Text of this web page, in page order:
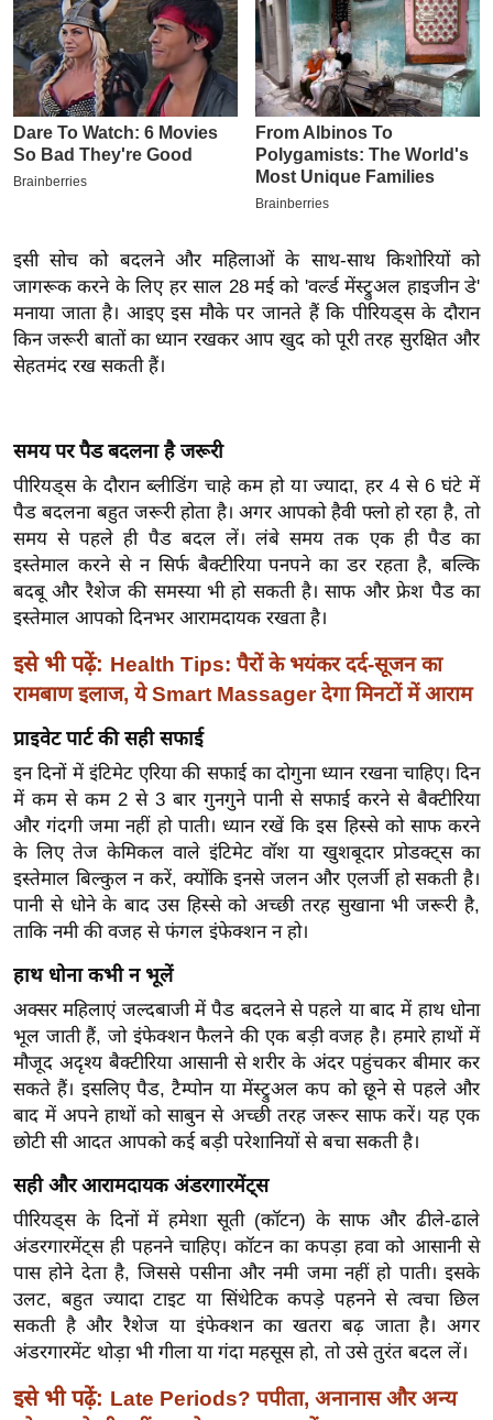
इ
म
ई
-
पे
प
सा
ल
बे
मि
ल
श
ख्सि
य
त
यं
ग
इं
डि
या
सा
हि
त्य
ज
ग
त
ऑ
व
र्ल्ड
न्यू
ज
ब्री
फ
नो
रं
ज
न
ज
ग
त
बॉ
इसी सोच को बदलने और महिलाओं के साथ-साथ किशोरियों को
जागरूक करने के लिए हर साल 28 मई को 'वर्ल्ड मेंस्ट्रुअल हाइजीन डे'
मनाया जाता है। आइए इस मौके पर जानते हैं कि पीरियड्स के दौरान
किन जरूरी बातों का ध्यान रखकर आप खुद को पूरी तरह सुरक्षित और
सेहतमंद रख सकती हैं।
समय पर पैड बदलना है जरूरी
पीरियड्स के दौरान ब्लीडिंग चाहे कम हो या ज्यादा, हर 4 से 6 घंटे में
पैड बदलना बहुत जरूरी होता है। अगर आपको हैवी फ्लो हो रहा है, तो
समय से पहले ही पैड बदल लें। लंबे समय तक एक ही पैड का
इस्तेमाल करने से न सिर्फ बैक्टीरिया पनपने का डर रहता है, बल्कि
बदबू और रैशेज की समस्या भी हो सकती है। साफ और फ्रेश पैड का
इस्तेमाल आपको दिनभर आरामदायक रखता है।
इसे भी पढ़ें: Health Tips: पैरों के भयंकर दर्द-सूजन का
रामबाण इलाज, ये Smart Massager देगा मिनटों में आराम
प्राइवेट पार्ट की सही सफाई
इन दिनों में इंटिमेट एरिया की सफाई का दोगुना ध्यान रखना चाहिए। दिन
में कम से कम 2 से 3 बार गुनगुने पानी से सफाई करने से बैक्टीरिया
और गंदगी जमा नहीं हो पाती। ध्यान रखें कि इस हिस्से को साफ करने
के लिए तेज केमिकल वाले इंटिमेट वॉश या खुशबूदार प्रोडक्ट्स का
इस्तेमाल बिल्कुल न करें, क्योंकि इनसे जलन और एलर्जी हो सकती है।
पानी से धोने के बाद उस हिस्से को अच्छी तरह सुखाना भी जरूरी है,
ताकि नमी की वजह से फंगल इंफेक्शन न हो।
हाथ धोना कभी न भूलें
अक्सर महिलाएं जल्दबाजी में पैड बदलने से पहले या बाद में हाथ धोना
भूल जाती हैं, जो इंफेक्शन फैलने की एक बड़ी वजह है। हमारे हाथों में
मौजूद अदृश्य बैक्टीरिया आसानी से शरीर के अंदर पहुंचकर बीमार कर
सकते हैं। इसलिए पैड, टैम्पोन या मेंस्ट्रुअल कप को छूने से पहले और
बाद में अपने हाथों को साबुन से अच्छी तरह जरूर साफ करें। यह एक
छोटी सी आदत आपको कई बड़ी परेशानियों से बचा सकती है।
सही और आरामदायक अंडरगारमेंट्स
पीरियड्स के दिनों में हमेशा सूती (कॉटन) के साफ और ढीले-ढाले
अंडरगारमेंट्स ही पहनने चाहिए। कॉटन का कपड़ा हवा को आसानी से
पास होने देता है, जिससे पसीना और नमी जमा नहीं हो पाती। इसके
उलट, बहुत ज्यादा टाइट या सिंथेटिक कपड़े पहनने से त्वचा छिल
सकती है और रैशेज या इंफेक्शन का खतरा बढ़ जाता है। अगर
अंडरगारमेंट थोड़ा भी गीला या गंदा महसूस हो, तो उसे तुरंत बदल लें।
इसे भी पढ़ें: Late Periods? पपीता, अनानास और अन्य